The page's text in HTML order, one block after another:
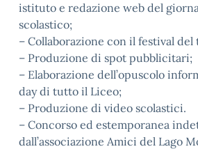
istituto e redazione web del
scolastico;
– Collaborazione con il festival del
– Produzione di spot pubblicitari;
– Elaborazione dell’opuscolo
day di tutto il Liceo;
– Produzione di video scolastici.
– Concorso ed estemporanea
dall’associazione Amici del Lago